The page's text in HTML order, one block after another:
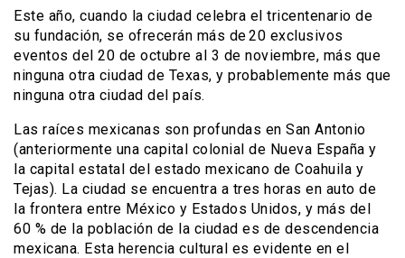
Este año, cuando la ciudad celebra el tricentenario de
su fundación, se ofrecerán más de 20 exclusivos
eventos del 20 de octubre al 3 de noviembre, más que
ninguna otra ciudad de Texas, y probablemente más que
ninguna otra ciudad del país.
Las raíces mexicanas son profundas en San Antonio
(anteriormente una capital colonial de Nueva España y
la capital estatal del estado mexicano de Coahuila y
Tejas). La ciudad se encuentra a tres horas en auto de
la frontera entre México y Estados Unidos, y más del
60 % de la población de la ciudad es de descendencia
mexicana. Esta herencia cultural es evidente en el